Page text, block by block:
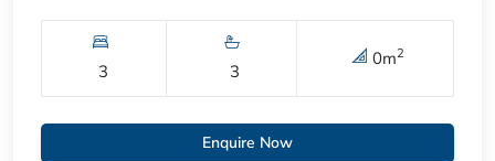
3 3
0m2
Enquire Now